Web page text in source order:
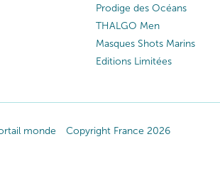
Prodige des Océans
THALGO Men
Masques Shots Marins
Editions Limitées
monde Copyright France 2026